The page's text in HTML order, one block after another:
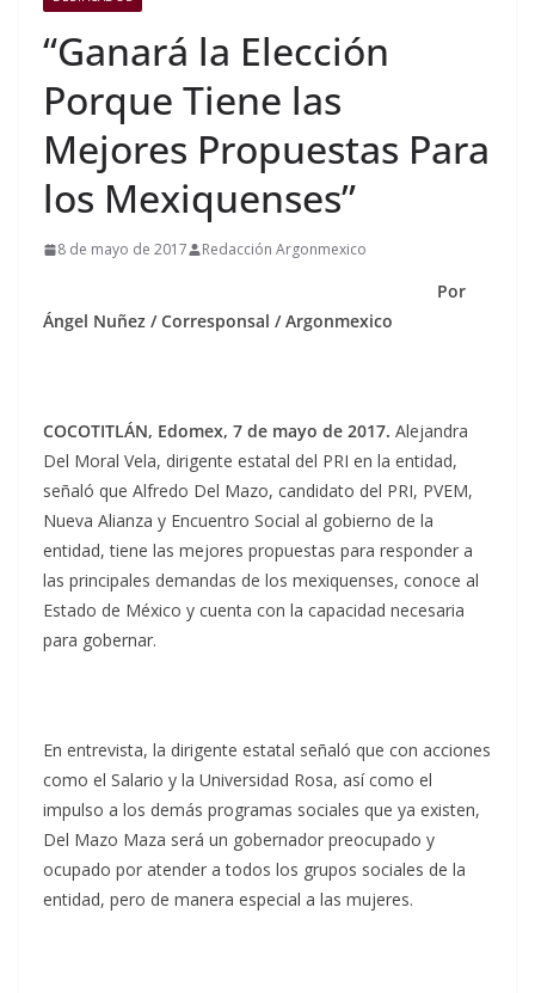
“Ganará la Elección
Porque Tiene las
Mejores Propuestas Para
los Mexiquenses”
8 de mayo de 2017 Redacción Argonmexico
Por
Ángel Nuñez / Corresponsal / Argonmexico
COCOTITLÁN, Edomex, 7 de mayo de 2017. Alejandra
Del Moral Vela, dirigente estatal del PRI en la entidad,
señaló que Alfredo Del Mazo, candidato del PRI, PVEM,
Nueva Alianza y Encuentro Social al gobierno de la
entidad, tiene las mejores propuestas para responder a
las principales demandas de los mexiquenses, conoce al
Estado de México y cuenta con la capacidad necesaria
para gobernar.
En entrevista, la dirigente estatal señaló que con acciones
como el Salario y la Universidad Rosa, así como el
impulso a los demás programas sociales que ya existen,
Del Mazo Maza será un gobernador preocupado y
ocupado por atender a todos los grupos sociales de la
entidad, pero de manera especial a las mujeres.